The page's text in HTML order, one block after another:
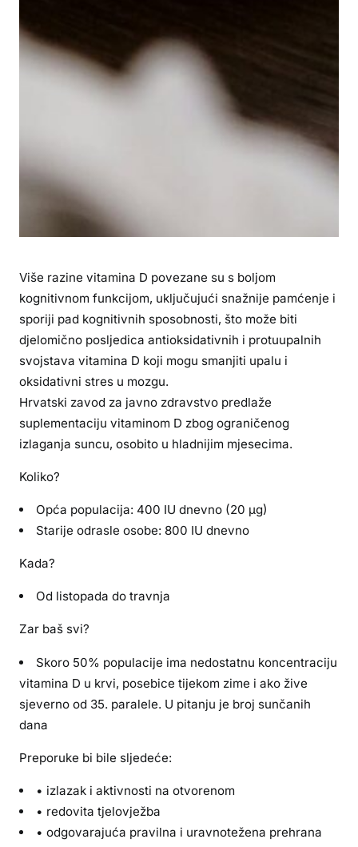
Više razine vitamina D povezane su s boljom
kognitivnom funkcijom, uključujući snažnije pamćenje i
sporiji pad kognitivnih sposobnosti, što može biti
djelomično posljedica antioksidativnih i protuupalnih
svojstava vitamina D koji mogu smanjiti upalu i
oksidativni stres u mozgu.
Hrvatski zavod za javno zdravstvo predlaže
suplementaciju vitaminom D zbog ograničenog
izlaganja suncu, osobito u hladnijim mjesecima.
Koliko?
Opća populacija: 400 IU dnevno (20 µg)
Starije odrasle osobe: 800 IU dnevno
Kada?
Od listopada do travnja
Zar baš svi?
Skoro 50% populacije ima nedostatnu koncentraciju
vitamina D u krvi, posebice tijekom zime i ako žive
sjeverno od 35. paralele. U pitanju je broj sunčanih
dana
Preporuke bi bile sljedeće:
• izlazak i aktivnosti na otvorenom
• redovita tjelovježba
• odgovarajuća pravilna i uravnotežena prehrana